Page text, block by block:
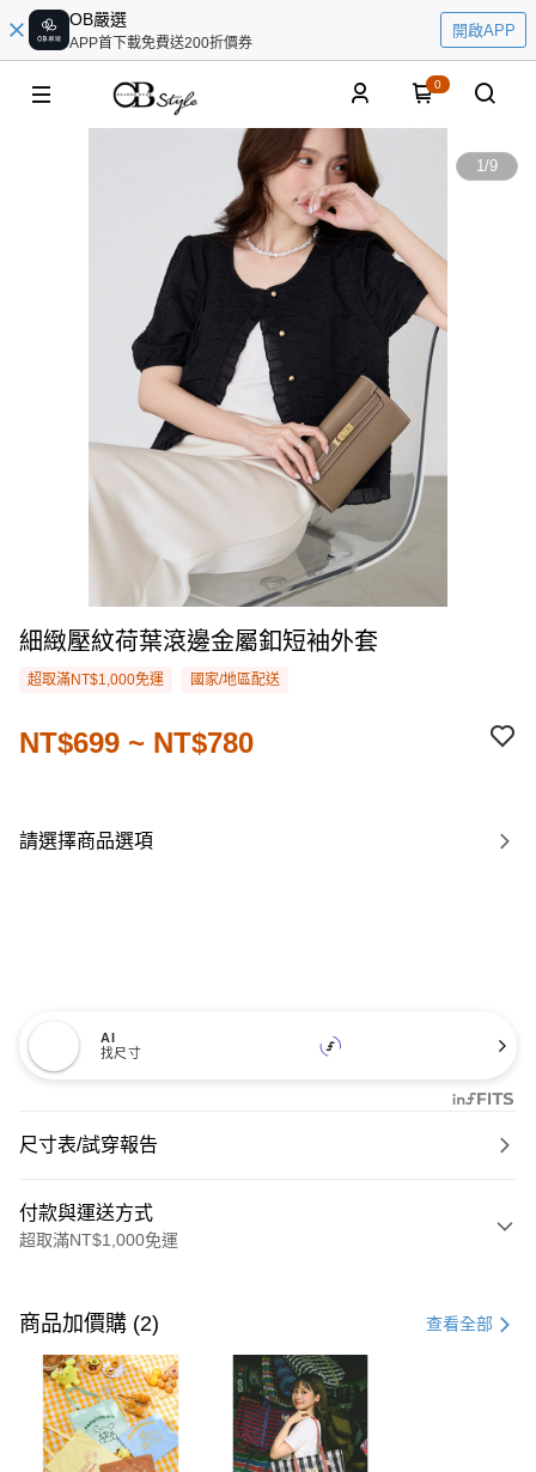
OB嚴選
APP首下載免費送200折價券
開啟APP
0
1/9
細緻壓紋荷葉滾邊金屬釦短袖外套
超取滿NT$1,000免運 國家/地區配送
NT$699 ~ NT$780
請選擇商品選項
AI
找尺寸
尺寸表/試穿報告
付款與運送方式
超取滿NT$1,000免運
信用卡一次付款
購物金
超商取貨付款
LINE Pay
商品加價購 (2) 查看全部